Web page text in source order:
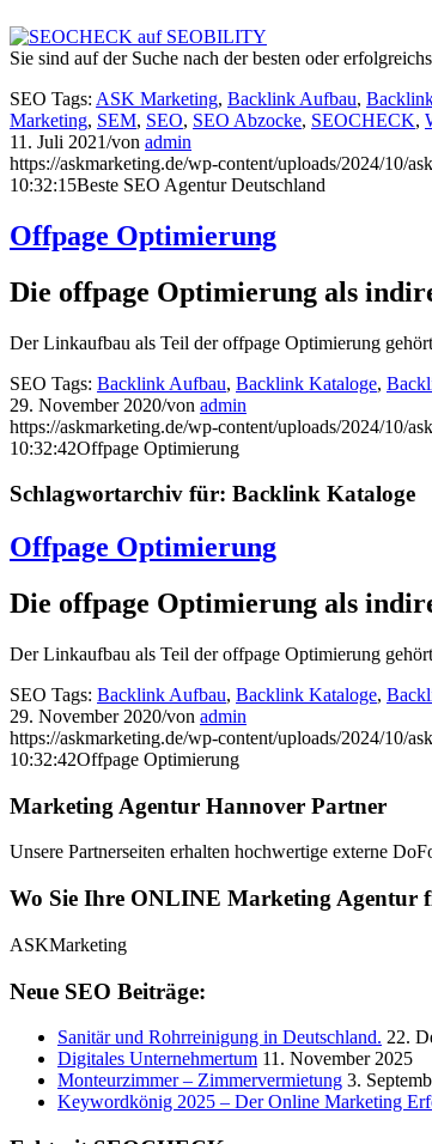
Sie sind auf der Suche nach der besten oder
SEO Tags: ASK Marketing, Backlink Aufbau,
Marketing, SEM, SEO, SEO Abzocke, SEOCHECK,
11. Juli 2021/von admin
https://askmarketing.de/wp-content/uploads/2024/10/
10:32:15Beste SEO Agentur Deutschland
Offpage Optimierung
Die offpage Optimierung als
Der Linkaufbau als Teil der offpage Optimierung
SEO Tags: Backlink Aufbau, Backlink Kataloge,
29. November 2020/von admin
https://askmarketing.de/wp-content/uploads/2024/10/
10:32:42Offpage Optimierung
Schlagwortarchiv für: Backlink Kataloge
Offpage Optimierung
Die offpage Optimierung als
Der Linkaufbau als Teil der offpage Optimierung
SEO Tags: Backlink Aufbau, Backlink Kataloge,
29. November 2020/von admin
https://askmarketing.de/wp-content/uploads/2024/10/
10:32:42Offpage Optimierung
Marketing Agentur Hannover Partner
Unsere Partnerseiten erhalten hochwertige externe
Wo Sie Ihre ONLINE Marketing Agentur
ASKMarketing
Neue SEO Beiträge:
Sanitär und Rohrreinigung in Deutschland. 22.
Digitales Unternehmertum 11. November 2025
Monteurzimmer – Zimmervermietung 3.
Keywordkönig 2025 – Der Online Marketing